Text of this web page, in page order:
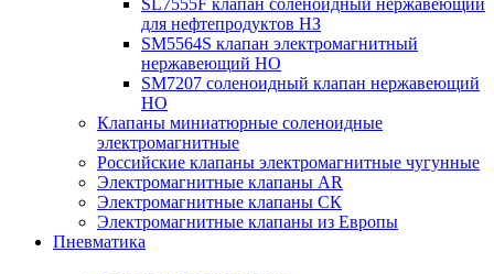
SL7555F клапан соленоидный нержавеющий
для нефтепродуктов НЗ
SM5564S клапан электромагнитный
нержавеющий НО
SM7207 соленоидный клапан нержавеющий
НО
Клапаны миниатюрные соленоидные
электромагнитные
Российские клапаны электромагнитные чугунные
Электромагнитные клапаны AR
Электромагнитные клапаны СК
Электромагнитные клапаны из Европы
Пневматика